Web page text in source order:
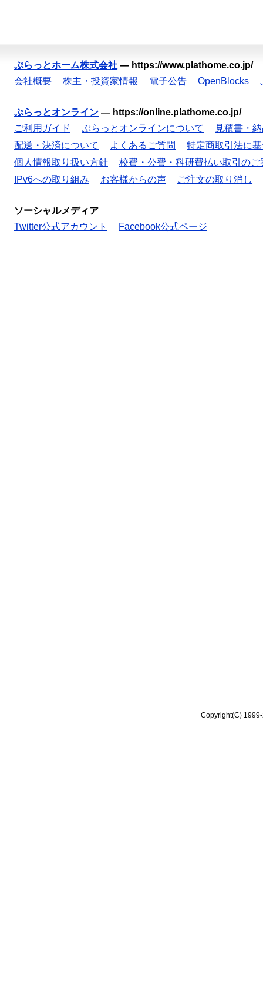
ぷらっとホーム株式会社 — https://www.plathome.co.jp/
会社概要
株主・投資家情報 電子公告 OpenBlocks
ぷらっとオンライン — https://online.plathome.co.jp/
ご利用ガイド
ぷらっとオンラインについて
見積書・
配送・決済について
よくあるご質問
特定商取引法に
個人情報取り扱い方針
校費・公費・科研費払い取引のご
IPv6への取り組み
お客様からの声 ご注文の取り消し
ソーシャルメディア
Twitter公式アカウント
Facebook公式ページ
Copyright(C)